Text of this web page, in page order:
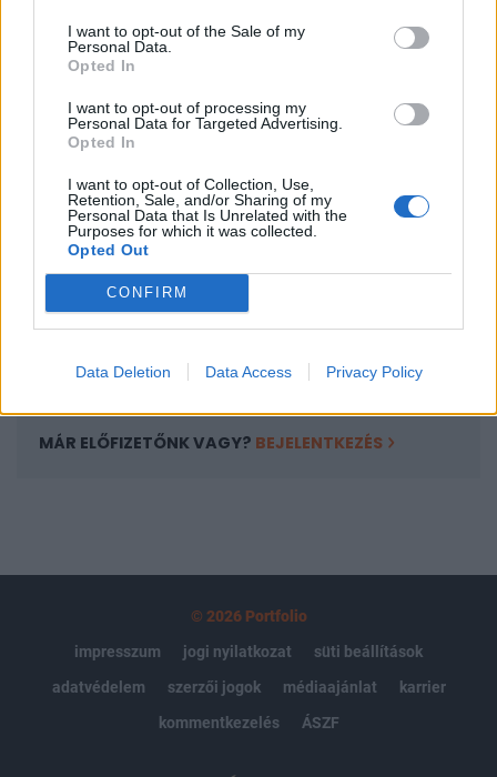
I want to opt-out of the Sale of my
Personal Data.
Opted In
I want to opt-out of processing my
Personal Data for Targeted Advertising.
Opted In
I want to opt-out of Collection, Use,
Retention, Sale, and/or Sharing of my
Personal Data that Is Unrelated with the
Purposes for which it was collected.
Opted Out
CONFIRM
Data Deletion Data Access Privacy Policy
A keresett cikk a portfolio.hu hírarchívumához
tartozik, melynek olvasása előfizetéses
regisztrációhoz kötött.
Az előfizetés a következőket tartalmazza:
Portfolio.hu teljes cikkarchívum
Kötéslisták: BÉT elmúlt 2 év napon belüli
MÁR ELŐFIZETŐNK VAGY? BEJELENTKEZÉS
© 2026 Portfolio
impresszum
jogi nyilatkozat
süti beállítások
adatvédelem
szerzői jogok médiaajánlat
karrier
kommentkezelés
ÁSZF